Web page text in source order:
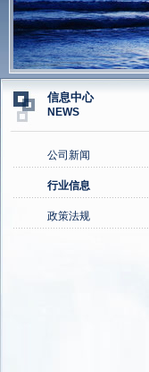
信息中心
NEWS
公司新闻
行业信息
政策法规